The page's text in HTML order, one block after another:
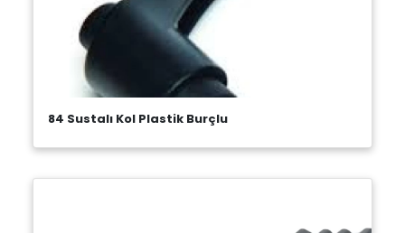
84 Sustalı Kol Plastik Burçlu